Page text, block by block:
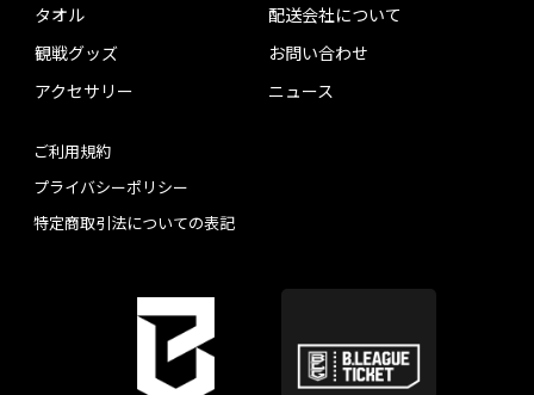
タオル
観戦グッズ
アクセサリー
配送会社について
お問い合わせ
ニュース
ご利用規約
プライバシーポリシー
特定商取引法についての表記